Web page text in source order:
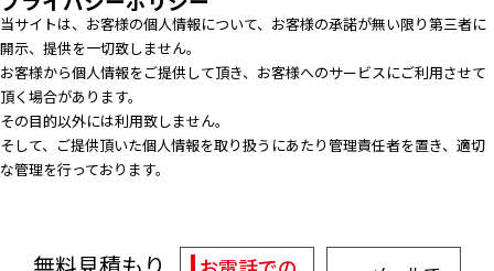
当サイトは、お客様の個人情報について、お客様の承諾が無い限り第三者に
開示、提供を一切致しません。
お客様から個人情報をご提供して頂き、お客様へのサービスにご利用させて
頂く場合があります。
その目的以外には利用致しません。
そして、ご提供頂いた個人情報を取り扱うにあたり管理責任者を置き、適切
な管理を行っております。